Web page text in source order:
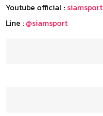
Youtube official : siamsport
Line : @siamsport